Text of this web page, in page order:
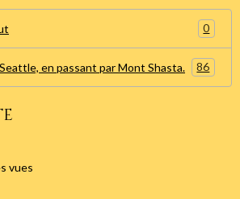
0
en passant par Mont Shasta. 86
vues